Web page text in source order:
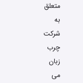
متعلق
به
شرکت
چرب
زبان
می